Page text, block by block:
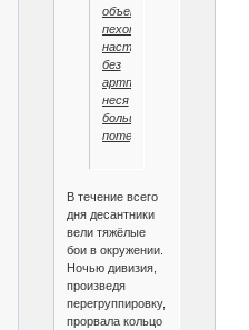
объектам,
пехота
наступала
без
артподдержки,
неся
большие
потери».
В течение всего
дня десантники
вели тяжёлые
бои в окружении.
Ночью дивизия,
произведя
перегруппировку,
прорвала кольцо